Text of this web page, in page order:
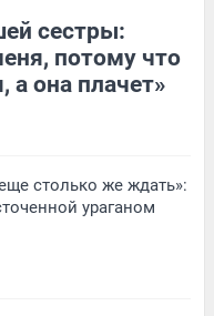
сестры:
потому что
а она плачет»
столько же ждать»:
ураганом